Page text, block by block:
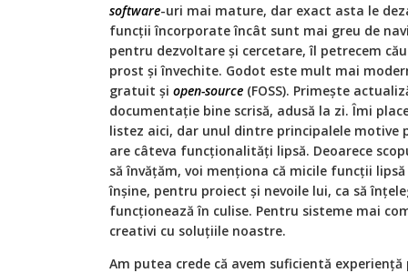
software-uri mai mature, dar exact asta le
funcții încorporate încât sunt mai greu de
pentru dezvoltare și cercetare, îl petrecem
prost și învechite. Godot este mult mai
gratuit și open-source (FOSS). Primește
documentație bine scrisă, adusă la zi. Îmi
listez aici, dar unul dintre principalele motive
are câteva funcționalități lipsă. Deoarece
să învățăm, voi menționa că micile funcții
înșine, pentru proiect și nevoile lui, ca să
funcționează în culise. Pentru sisteme mai
creativi cu soluțiile noastre.
Am putea crede că avem suficientă